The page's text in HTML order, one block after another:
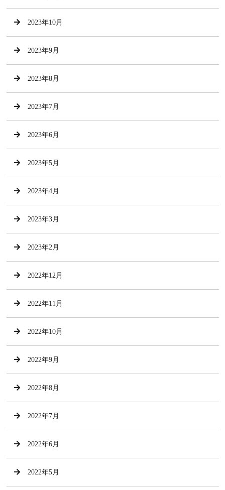
2023年10月
2023年9月
2023年8月
2023年7月
2023年6月
2023年5月
2023年4月
2023年3月
2023年2月
2022年12月
2022年11月
2022年10月
2022年9月
2022年8月
2022年7月
2022年6月
2022年5月